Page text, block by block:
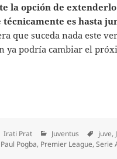
la opción de
técnicamente es hasta
que suceda nada este
ya podría cambiar el
Autor
Irati Prat Categorías
Juventus juve,
Paul Pogba, Premier League,Serie